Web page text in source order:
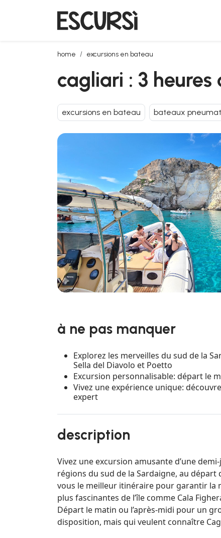
home excursions en bateau
cagliari : 3 heures d'excursion privée en zodiac
cagliari : 3
excursions en bateau bateaux
à ne pas manquer
Explorez les merveilles du sud de la
Sella del Diavolo et Poetto
Excursion personnalisable: départ le
Vivez une expérience unique:
expert
description
Vivez une excursion amusante d’une
régions du sud de la Sardaigne, au
vous le meilleur itinéraire pour garantir la
plus fascinantes de l’île comme Cala
Départ le matin ou l’après-midi pour un
disposition, mais qui veulent connaître